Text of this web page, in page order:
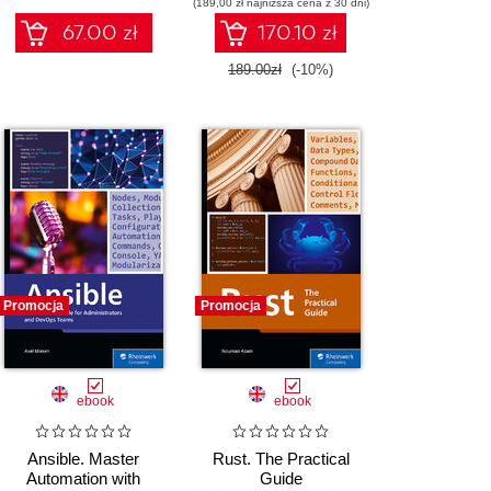
67.00 zł
(189,00 zł najniższa cena z 30 dni)
170.10 zł
189.00zł (-10%)
Promocja
ebook
Ansible. Master
Automation with
Promocja
ebook
Rust. The Practical
Guide